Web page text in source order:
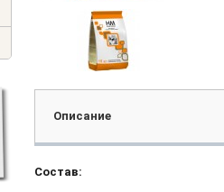
Описание
Состав: